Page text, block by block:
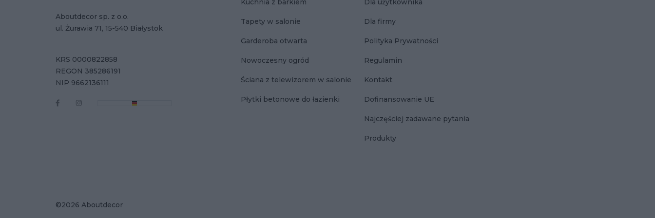
Kuchnia z barkiem
Tapety w salonie
Garderoba otwarta
Nowoczesny ogród
Ściana z telewizorem w salonie
Płytki betonowe do łazienki
Dla użytkownika
Dla firmy
Polityka Prywatności
Regulamin
Kontakt
Dofinansowanie UE
Najczęściej zadawane pytania
Produkty
Aboutdecor sp. z o.o.
ul. Żurawia 71, 15-540 Białystok
KRS 0000822858
REGON 385286191
NIP 9662136111
©2026 Aboutdecor